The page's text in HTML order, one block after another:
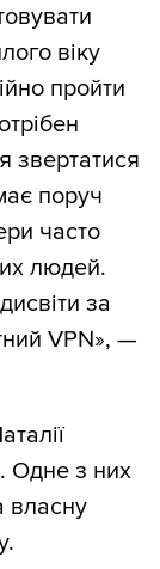
віку
пройти
звертатися
поруч
часто
людей.
за
VPN», —
Одне з них
власну